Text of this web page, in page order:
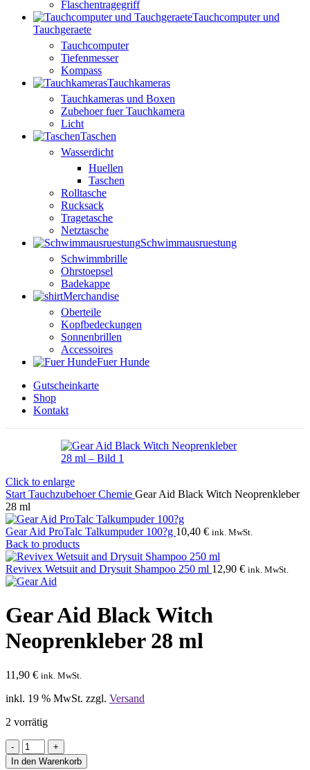
Flaschentragegriff
Tauchcomputer und
Tauchgeraete
Tauchcomputer
Tiefenmesser
Kompass
Tauchkameras
Tauchkameras und Boxen
Zubehoer fuer Tauchkamera
Licht
Taschen
Wasserdicht
Huellen
Taschen
Rolltasche
Rucksack
Tragetasche
Netztasche
Schwimmausruestung
Schwimmbrille
Ohrstoepsel
Badekappe
Merchandise
Oberteile
Kopfbedeckungen
Sonnenbrillen
Accessoires
Fuer Hunde
Gutscheinkarte
Shop
Kontakt
Click to enlarge
Start TauchzubehoerChemie Gear Aid Black Witch Neoprenkleber
28 ml
Gear Aid ProTalc Talkumpuder 100?g 10,40 € ink. MwSt.
Back to products
Revivex Wetsuit and Drysuit Shampoo 250 ml 12,90 € ink. MwSt.
Gear Aid Black Witch
Neoprenkleber 28 ml
11,90 € ink. MwSt.
inkl. 19 % MwSt. zzgl. Versand
2 vorrätig
Gear
Aid
In den Warenkorb